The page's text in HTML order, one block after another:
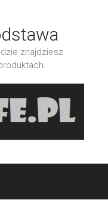
znajdziesz